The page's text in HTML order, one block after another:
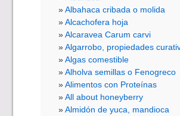
Albahaca cribada o molida
Alcachofera hoja
Alcaravea Carum carvi
Algarrobo, propiedades
Algas comestible
Alholva semillas o Fenogreco
Alimentos con Proteínas
All about honeyberry
Almidón de yuca, mandioca